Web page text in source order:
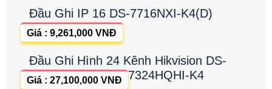
Đầu Ghi IP 16 DS-7716NXI-K4(D)
Giá : 9,261,000 VNĐ
Đầu Ghi Hình 24 Kênh Hikvision DS-
7324HQHI-K4
Giá : 27,100,000 VNĐ